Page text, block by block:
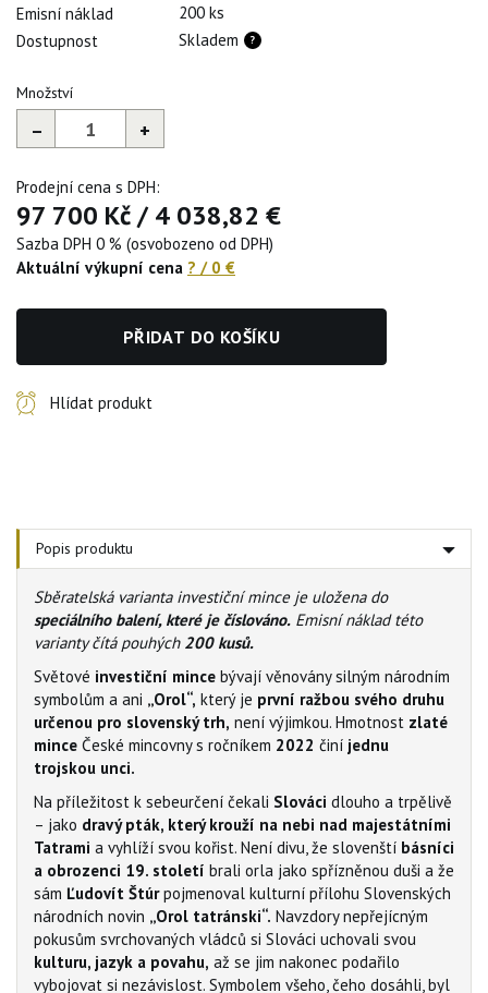
Emisní náklad
200 ks
Dostupnost
Skladem
Množství
– +
Prodejní cena s DPH:
97 700 Kč/4 038,82 €
Sazba DPH 0 % (osvobozeno od DPH)
Aktuální výkupní cena ? / 0 €
PŘIDAT DO KOŠÍKU
Hlídat produkt
Popis produktu
Sběratelská varianta investiční mince je uložena do
speciálního balení, které je číslováno. Emisní náklad této
varianty čítá pouhých 200 kusů.
Světové investiční mince bývají věnovány silným národním
symbolům a ani „Orol“, který je první ražbou svého druhu
určenou pro slovenský trh, není výjimkou. Hmotnost zlaté
mince České mincovny s ročníkem 2022 činí jednu
trojskou unci.
Na příležitost k sebeurčení čekali Slováci dlouho a trpělivě
– jako dravý pták, který krouží na nebi nad majestátními
Tatrami a vyhlíží svou kořist. Není divu, že slovenští básníci
a obrozenci 19. století brali orla jako spřízněnou duši a že
sám Ľudovít Štúrpojmenoval kulturní přílohu Slovenských
národních novin „Orol tatránski“. Navzdory nepřejícným
pokusům svrchovaných vládců si Slováci uchovali svou
kulturu, jazyk a povahu, až se jim nakonec podařilo
vybojovat si nezávislost. Symbolem všeho, čeho dosáhli, byl